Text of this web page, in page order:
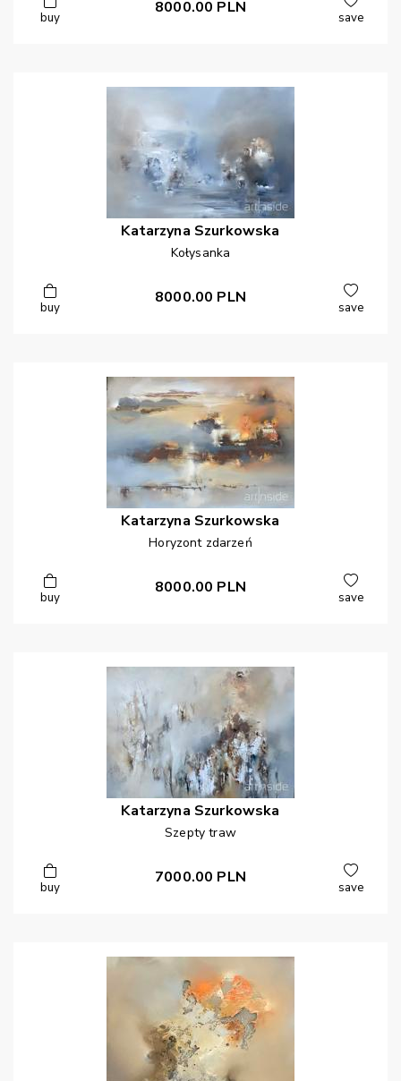
buy
8000.00 PLN
save
Katarzyna Szurkowska
Kołysanka
buy
8000.00 PLN
save
Katarzyna Szurkowska
Horyzont zdarzeń
buy
8000.00 PLN
save
Katarzyna Szurkowska
Szepty traw
buy
7000.00 PLN
save